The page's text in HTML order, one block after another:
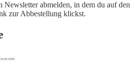
Newsletter abmelden, in dem du auf den
zur Abbestellung klickst.